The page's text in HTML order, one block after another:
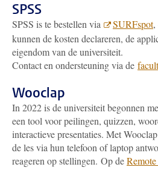
SPSS
SPSS is te bestellen via SURFspot,
kunnen de kosten declareren, de
eigendom van de universiteit.
Contact en ondersteuning via de
Wooclap
In 2022 is de universiteit begonnen
een tool voor peilingen, quizzen,
interactieve presentaties. Met
de les via hun telefoon of laptop
reageren op stellingen. Op de